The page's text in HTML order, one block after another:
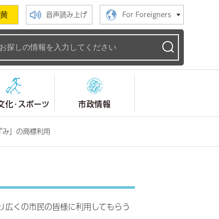
黄 音声読み上げ For Foreigners
化・スポーツ 市政情報
」の商標利用
くの市民の皆様に利用してもらう